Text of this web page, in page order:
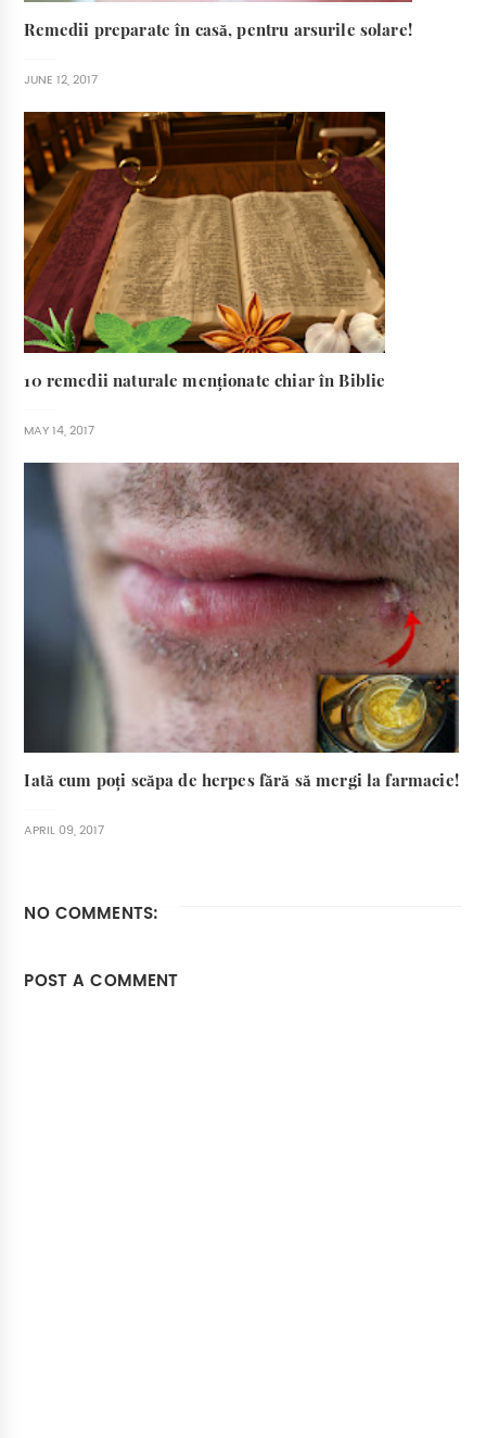
Remedii preparate în casă, pentru arsurile solare!
JUNE 12, 2017
10 remedii naturale menționate chiar în Biblie
MAY 14, 2017
Iată cum poți scăpa de herpes fără să mergi la farmacie!
APRIL 09, 2017
NO COMMENTS:
POST A COMMENT